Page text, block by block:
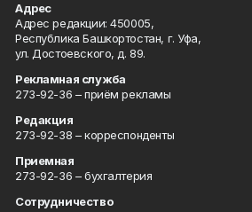
Адрес
Адрес редакции: 450005,
Республика Башкортостан, г. Уфа,
ул. Достоевского, д. 89.
Рекламная служба
273-92-36 – приём рекламы
Редакция
273-92-38 – корреспонденты
Приемная
273-92-36 – бухгалтерия
Сотрудничество